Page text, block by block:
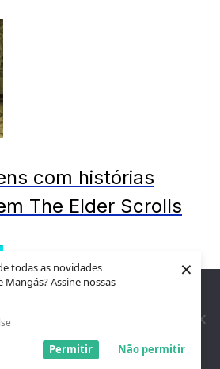
todas as novidades
Mangás? Assine nossas
Não permitir
Permitir
×
com histórias
The Elder Scrolls
para garantir que você tenha a melhor
Se você continua a usar este site,
que você está satisfeito.
Entendi!